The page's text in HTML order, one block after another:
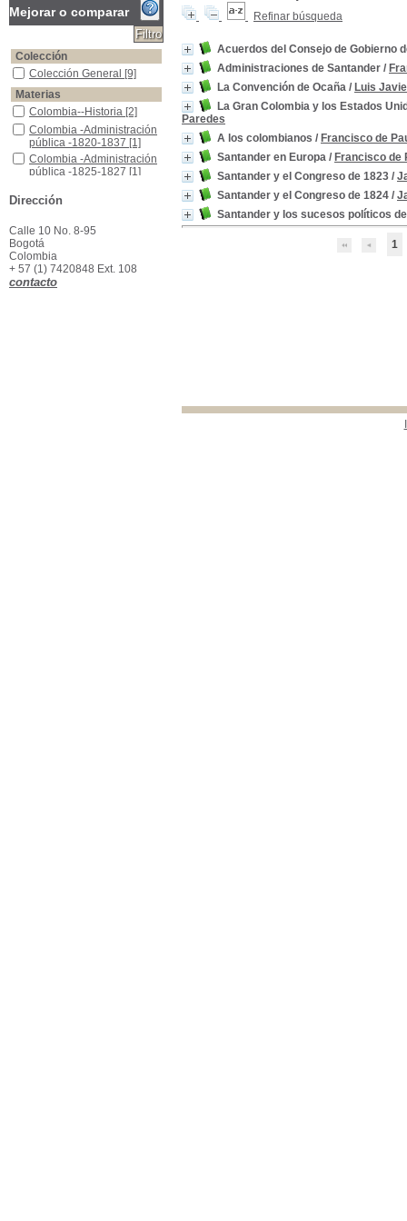
Refinar búsqueda
Acuerdos del Consejo de Gobierno
Administraciones de Santander /
La Convención de Ocaña / Luis
La Gran Colombia y los Estados
Paredes
A los colombianos / Francisco de
Santander en Europa / Francisco de
Santander y el Congreso de 1823 /
Santander y el Congreso de 1824 /
Santander y los sucesos políticos
1
Mejorar o comparar
Colección
Colección General
Colección General [9]
Materias
Colombia--Historia
Colombia--Historia [2]
Colombia -Administración pública -1820-1837
Colombia -Administración
pública -1820-1837 [1]
Colombia -Administración pública -1825-1827
Colombia -Administración
pública -1825-1827 [1]
1831[1]
1840[1]
Colombia -Historia -1820-1837
Colombia -Historia -1820-
1837
Colombia -Historia -1825-1827
Colombia -Historia -1825-
1827
Dirección
Calle 10 No. 8-95
Bogotá
Colombia
+ 57 (1) 7420848 Ext. 108
contacto